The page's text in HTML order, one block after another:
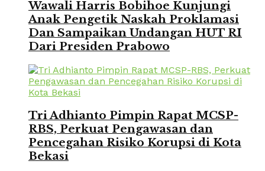
Wawali Harris Bobihoe Kunjungi
Anak Pengetik Naskah Proklamasi
Dan Sampaikan Undangan HUT RI
Dari Presiden Prabowo
Tri Adhianto Pimpin Rapat MCSP-
RBS, Perkuat Pengawasan dan
Pencegahan Risiko Korupsi di Kota
Bekasi